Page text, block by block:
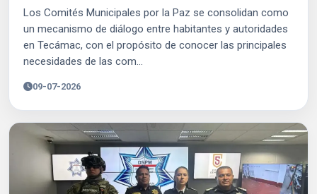
Los Comités Municipales por la Paz se consolidan como
un mecanismo de diálogo entre habitantes y autoridades
en Tecámac, con el propósito de conocer las principales
necesidades de las com...
09-07-2026